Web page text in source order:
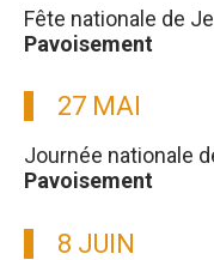
Fête nationale de
Pavoisement
27 MAI
Journée nationale
Pavoisement
8 JUIN